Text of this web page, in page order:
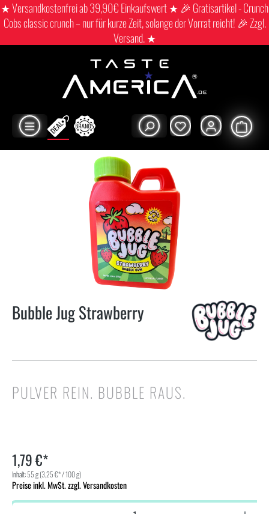
★ Versandkostenfrei ab 39,90€ Einkaufswert ★ 🎉 Gratisartikel - Crunch
Cobs classic crunch – nur für kurze Zeit, solange der Vorrat reicht! 🎉 Zzgl.
Versand. ★
Bubble Jug Strawberry
PULVER REIN. BUBBLE RAUS.
1,79 €*
Inhalt:55 g(3,25 €* / 100 g)
Preise inkl. MwSt. zzgl. Versandkosten